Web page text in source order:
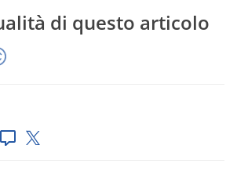
di questo articolo